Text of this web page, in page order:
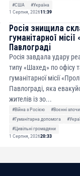
#США
#Україна
1 Серпня, 202611:39
Росія знищила
гуманітарної
Павлограді
Росія завдала удару
типу «Шахед» по офісу
гуманітарної місії
Павлограді, яка
жителів із зо...
#Війна з Росією #Воєнні
#Гуманітарна допомога
#Цивільні громадяни
1 Серпня, 202620:33